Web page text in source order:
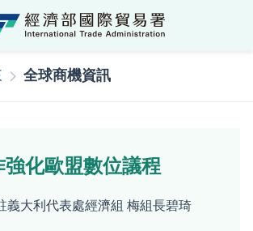
全球商機資訊
強化歐盟數位議程
義大利代表處經濟組 梅組長碧琦